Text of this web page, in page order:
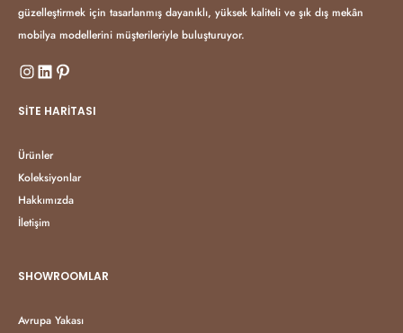
güzelleştirmek için tasarlanmış dayanıklı, yüksek kaliteli ve şık dış mekân
mobilya modellerini müşterileriyle buluşturuyor.
SITE HARITASI
Ürünler
Koleksiyonlar
Hakkımızda
İletişim
SHOWROOMLAR
Avrupa Yakası